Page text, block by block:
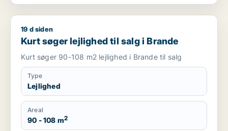
Kurt søger lejlighed til salg i Brande
19 d siden
Kurt søger lejlighed til salg i Brande
Kurt søger 90-108 m2 lejlighed i Brande til salg
Type
Lejlighed
Areal
90 - 108 m2